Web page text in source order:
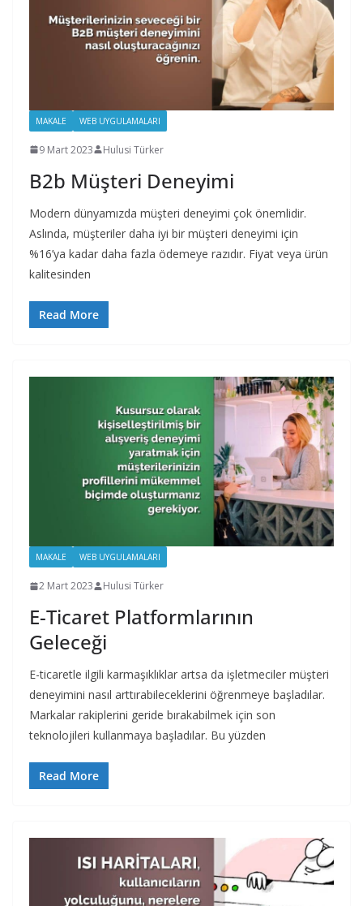
MAKALE WEB UYGULAMALARI
9 Mart 2023 Hulusi Türker
B2b Müşteri Deneyimi
Modern dünyamızda müşteri deneyimi çok önemlidir.
Aslında, müşteriler daha iyi bir müşteri deneyimi için
%16’ya kadar daha fazla ödemeye razıdır. Fiyat veya ürün
kalitesinden
Read More
MAKALE WEB UYGULAMALARI
2 Mart 2023 Hulusi Türker
E-Ticaret Platformlarının
Geleceği
E-ticaretle ilgili karmaşıklıklar artsa da işletmeciler müşteri
deneyimini nasıl arttırabileceklerini öğrenmeye başladılar.
Markalar rakiplerini geride bırakabilmek için son
teknolojileri kullanmaya başladılar. Bu yüzden
Read More